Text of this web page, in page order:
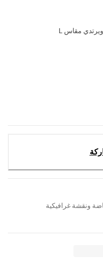
ونقشة غرافيكية